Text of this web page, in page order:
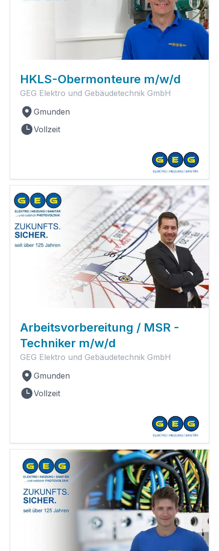
HKLS-Obermonteure m/w/d
GEG Elektro und Gebäudetechnik GmbH
Gmunden
Vollzeit
Arbeitsvorbereitung / MSR -
Techniker m/w/d
GEG Elektro und Gebäudetechnik GmbH
Gmunden
Vollzeit